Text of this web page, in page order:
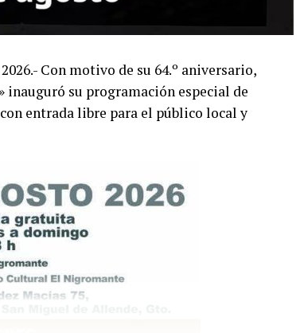
Con motivo de su 64.º aniversario,
su programación especial de
entrada libre para el público local y